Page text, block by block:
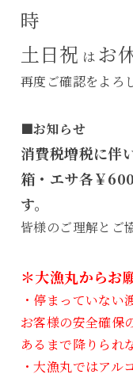
時
土日祝 は お
再度ご確認をよろ
■お知らせ
消費税増税に伴
箱・エサ各￥
す。
皆様のご理解とご
＊大漁丸からお
・停まっていな
お客様の安全確保
あるまで降りられ
・大漁丸ではア